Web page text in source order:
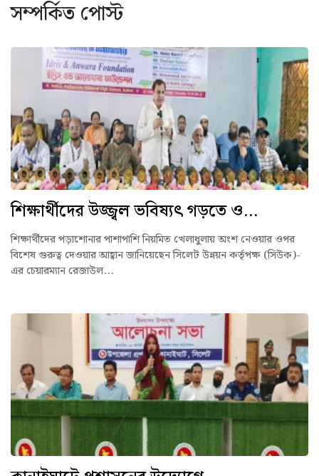
সম্পর্কিত পোস্ট
শিক্ষার্থীদের উজ্জ্বল ভবিষ্যৎ গড়তে ও...
শিক্ষার্থীদের পড়াশোনার পাশাপাশি নিয়মিত খেলাধুলায় অংশ নেওয়ার ওপর
বিশেষ গুরুত্ব দেওয়ার আহ্বান জানিয়েছেন সিলেট উন্নয়ন কর্তৃপক্ষ (সিউক)-
এর চেয়ারম্যান রেজাউল...